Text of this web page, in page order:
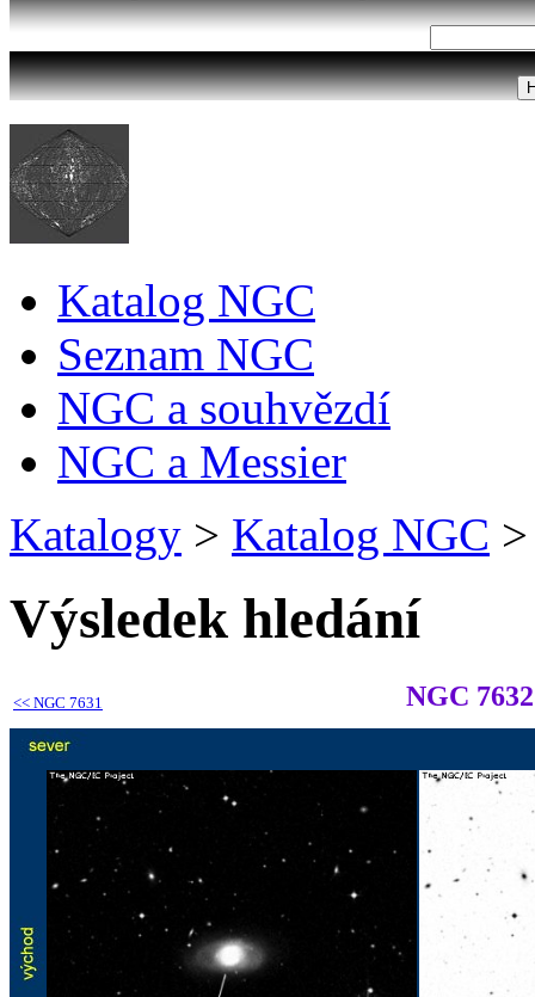
Katalog NGC
Seznam NGC
NGC a souhvězdí
NGC a Messier
Katalogy > Katalog NGC >
Výsledek hledání
<< NGC 7631 NGC 7632